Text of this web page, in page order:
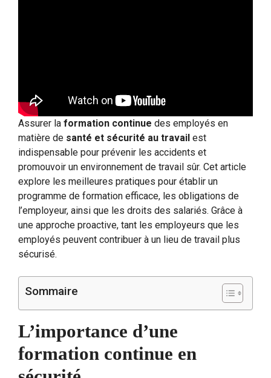
Assurer la formation continue des employés en
matière de santé et sécurité au travail est
indispensable pour prévenir les accidents et
promouvoir un environnement de travail sûr. Cet article
explore les meilleures pratiques pour établir un
programme de formation efficace, les obligations de
l’employeur, ainsi que les droits des salariés. Grâce à
une approche proactive, tant les employeurs que les
employés peuvent contribuer à un lieu de travail plus
sécurisé.
Sommaire
L’importance d’une
formation continue en